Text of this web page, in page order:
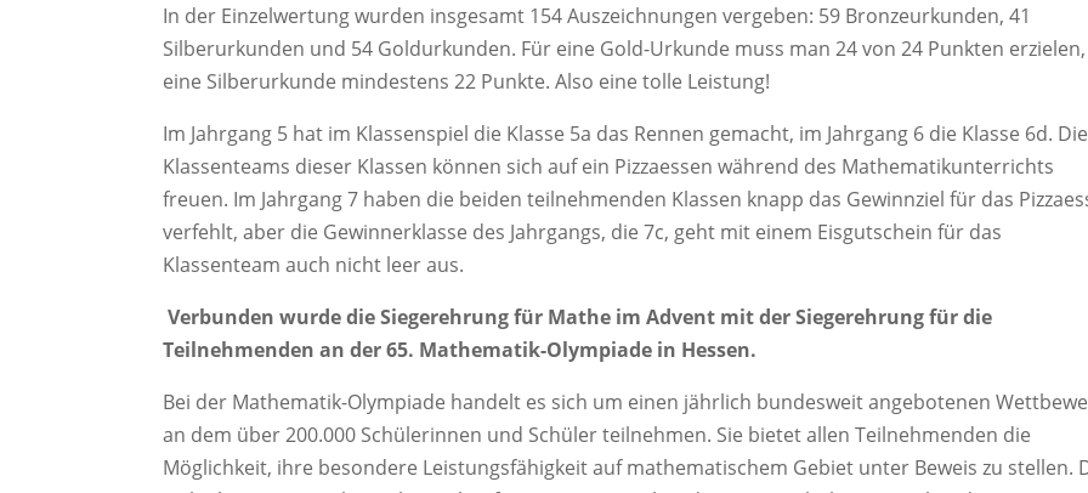
In der Einzelwertung wurden insgesamt 154 Auszeichnungen vergeben: 59 Bronzeurkunden, 41
Silberurkunden und 54 Goldurkunden. Für eine Gold-Urkunde muss man 24 von 24 Punkten
eine Silberurkunde mindestens 22 Punkte. Also eine tolle Leistung!
Im Jahrgang 5 hat im Klassenspiel die Klasse 5a das Rennen gemacht, im Jahrgang 6 die Klasse 6d. Die
Klassenteams dieser Klassen können sich auf ein Pizzaessen während des Mathematikunterrichts
freuen. Im Jahrgang 7 haben die beiden teilnehmenden Klassen knapp das Gewinnziel für das
verfehlt, aber die Gewinnerklasse des Jahrgangs, die 7c, geht mit einem Eisgutschein für das
Klassenteam auch nicht leer aus.
Verbunden wurde die Siegerehrung für Mathe im Advent mit der Siegerehrung für die
Teilnehmenden an der 65. Mathematik-Olympiade in Hessen.
Bei der Mathematik-Olympiade handelt es sich um einen jährlich bundesweit angebotenen
an dem über 200.000 Schülerinnen und Schüler teilnehmen. Sie bietet allen Teilnehmenden die
Möglichkeit, ihre besondere Leistungsfähigkeit auf mathematischem Gebiet unter Beweis zu stellen.